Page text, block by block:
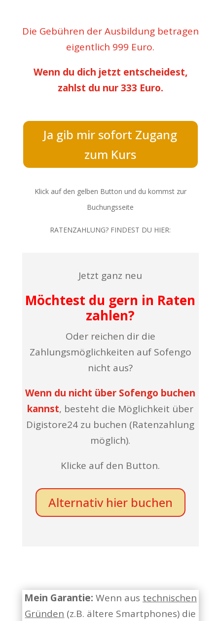
Die Gebühren der Ausbildung betragen
eigentlich 999 Euro.
Wenn du dich jetzt entscheidest,
zahlst du nur 333 Euro.
Ja gib mir sofort Zugang
zum Kurs
Klick auf den gelben Button und du kommst zur
Buchungsseite
RATENZAHLUNG? FINDEST DU HIER:
Jetzt ganz neu
Möchtest du gern in Raten
zahlen?
Oder reichen dir die
Zahlungsmöglichkeiten auf Sofengo
nicht aus?
Wenn du nicht über Sofengo buchen
kannst, besteht die Möglichkeit über
Digistore24 zu buchen (Ratenzahlung
möglich).
Klicke auf den Button.
Alternativ hier buchen
Mein Garantie: Wenn aus technischen
Gründen (z.B. ältere Smartphones) die